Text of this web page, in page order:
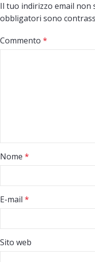
Il tuo indirizzo email non
obbligatori sono
Commento *
Nome *
E-mail *
Sito web